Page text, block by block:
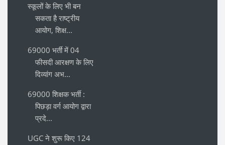
स्कूलों के लिए भी बन
सकता है राष्ट्रीय
आयोग, शिक्ष...
69000 भर्ती में 04
फीसदी आरक्षण के लिए
दिव्यांग अभ...
69000 शिक्षक भर्ती :
पिछड़ा वर्ग आयोग द्वारा
प्रदे...
UGC ने शुरू किए 124